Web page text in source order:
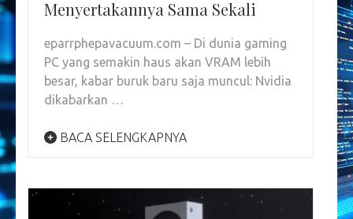
Menyertakannya Sama Sekali
eparrphepavacuum.com – Di dunia gaming
PC yang semakin haus akan VRAM lebih
besar, kabar buruk baru saja muncul: Nvidia
dikabarkan …
BACA SELENGKAPNYA